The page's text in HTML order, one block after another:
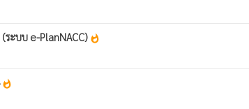
ระบบ e-PlanNACC) whatshot
whatshot